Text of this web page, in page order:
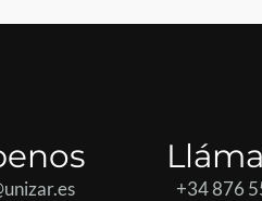
+34 876